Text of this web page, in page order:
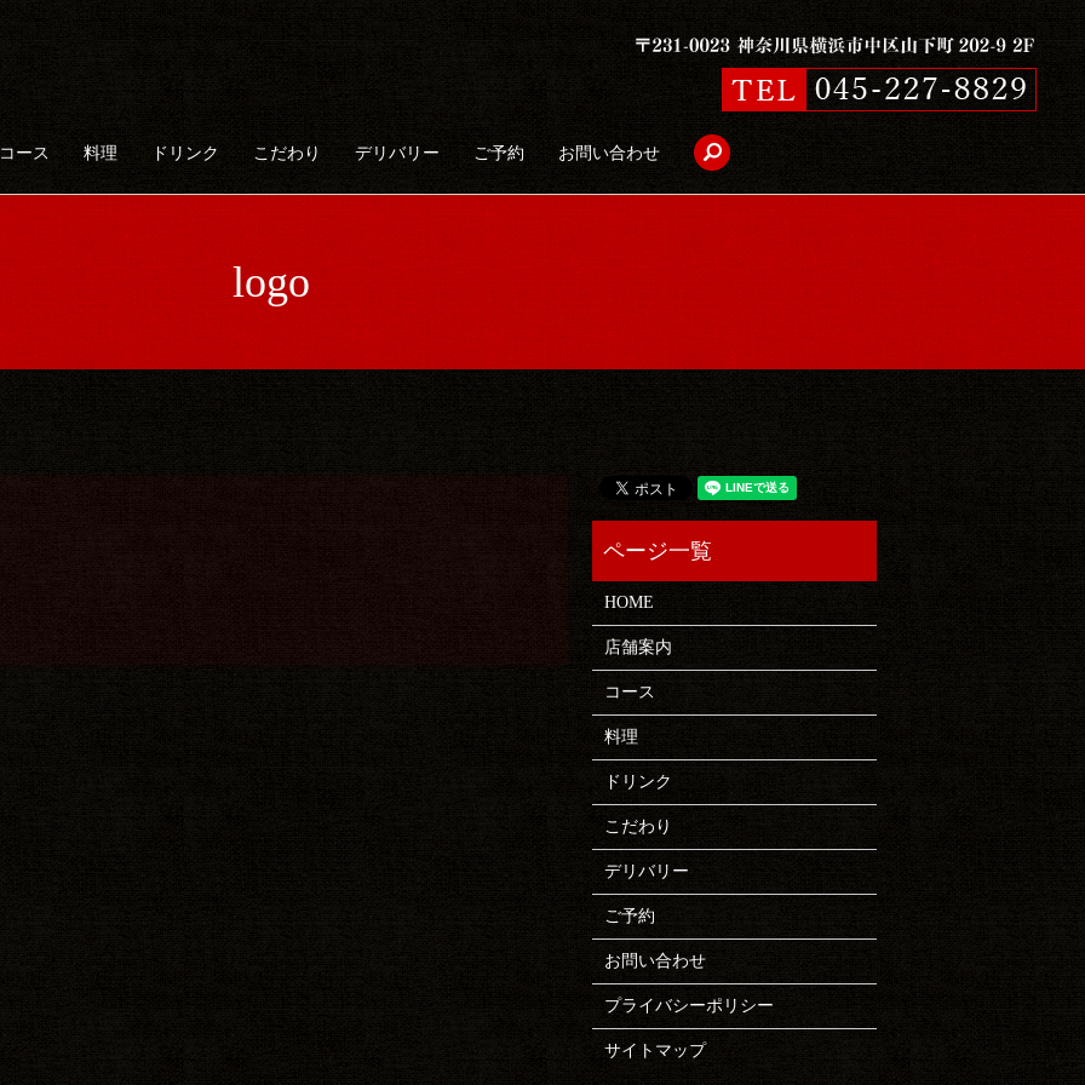
ース 料理 ドリンク こだわり デリバリー ご予約 お問い合わせ search
logo
HOME
店舗案内
コース
料理
ドリンク
こだわり
デリバリー
ご予約
お問い合わせ
プライバシーポリシー
サイトマップ